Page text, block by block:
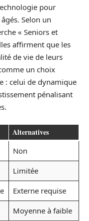
pour
Selon un
« Seniors et
affirment que les
de vie de leurs
un choix
: celui de dynamique
pénalisant
Alternatives
Non
Limitée
Externe requise
Moyenne à faible